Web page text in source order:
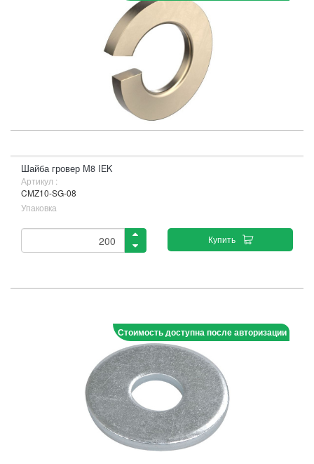
Шайба гровер М8 IEK
Артикул :
CMZ10-SG-08
Упаковка
Купить
Стоимость доступна после авторизации